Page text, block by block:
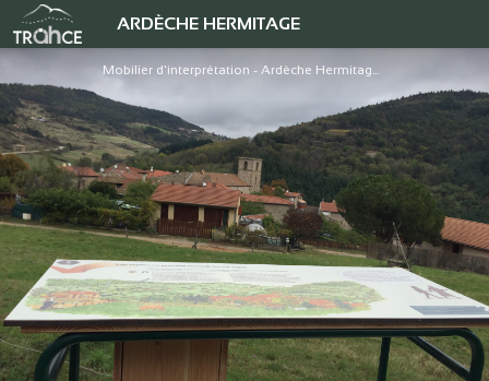
ARDÈCHE HERMITAGE
Sentier d'interprétation "Sur les traces de Marie Mourier"
Mobilier d'interprétation - Ardèche Hermitage Tourisme